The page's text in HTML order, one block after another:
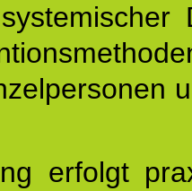
erfolgt